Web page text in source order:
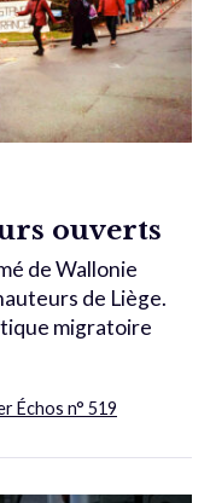
ouverts
de Wallonie
de Liège.
migratoire
Échos n° 519